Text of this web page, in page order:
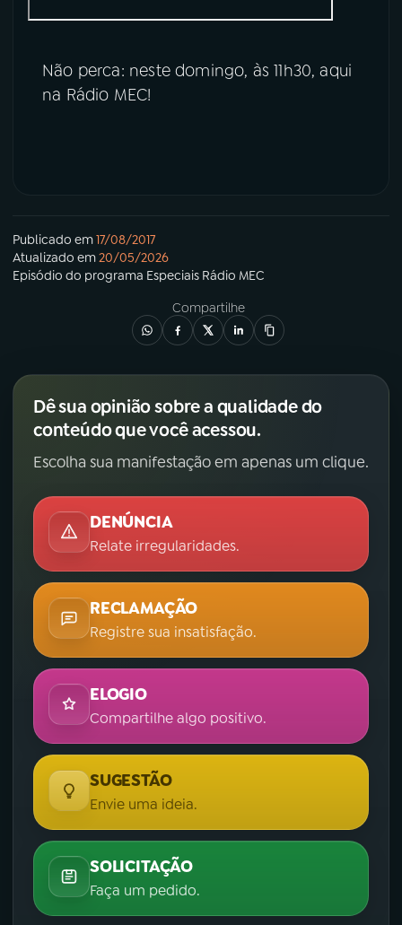
Não perca: neste domingo, às 11h30, aqui
na Rádio MEC!
Publicado em17/08/2017
Atualizado em20/05/2026
Episódio do programa Especiais Rádio MEC
Compartilhe
Dê sua opinião sobre a qualidade do
conteúdo que você acessou.
Escolha sua manifestação em apenas um clique.
DENÚNCIA
Relate irregularidades.
RECLAMAÇÃO
Registre sua insatisfação.
ELOGIO
Compartilhe algo positivo.
SUGESTÃO
Envie uma ideia.
SOLICITAÇÃO
Faça um pedido.